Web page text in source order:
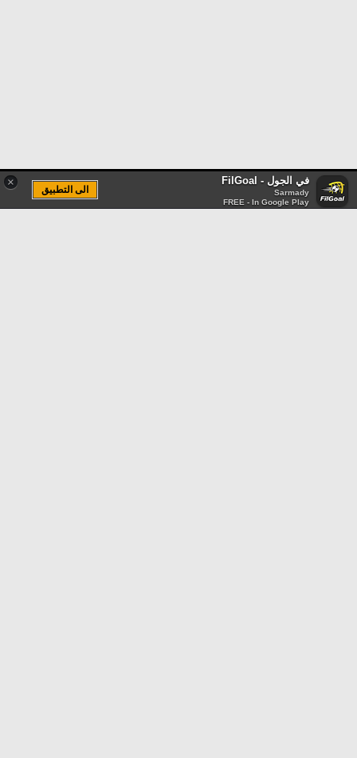
× في الجول - FilGoal
Sarmady
FREE - In Google Play
الى التطبيق